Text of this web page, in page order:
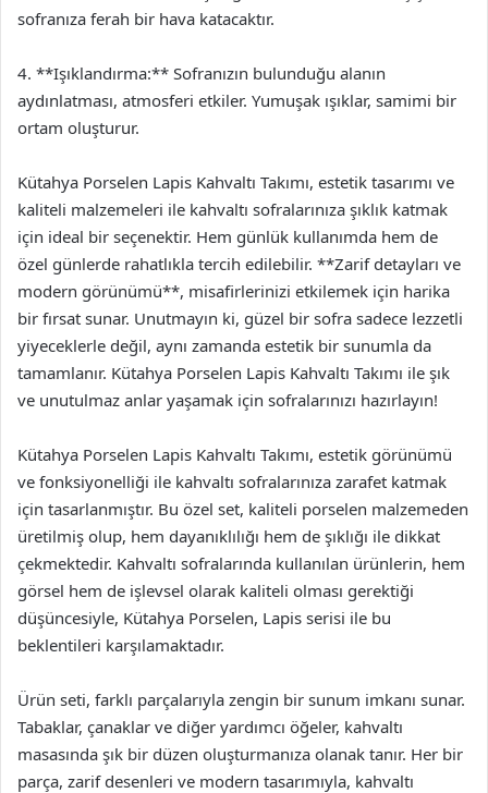
sofranıza ferah bir hava katacaktır.
4. **Işıklandırma:** Sofranızın bulunduğu alanın
aydınlatması, atmosferi etkiler. Yumuşak ışıklar, samimi bir
ortam oluşturur.
Kütahya Porselen Lapis Kahvaltı Takımı, estetik tasarımı ve
kaliteli malzemeleri ile kahvaltı sofralarınıza şıklık katmak
için ideal bir seçenektir. Hem günlük kullanımda hem de
özel günlerde rahatlıkla tercih edilebilir. **Zarif detayları ve
modern görünümü**, misafirlerinizi etkilemek için harika
bir fırsat sunar. Unutmayın ki, güzel bir sofra sadece lezzetli
yiyeceklerle değil, aynı zamanda estetik bir sunumla da
tamamlanır. Kütahya Porselen Lapis Kahvaltı Takımı ile şık
ve unutulmaz anlar yaşamak için sofralarınızı hazırlayın!
Kütahya Porselen Lapis Kahvaltı Takımı, estetik görünümü
ve fonksiyonelliği ile kahvaltı sofralarınıza zarafet katmak
için tasarlanmıştır. Bu özel set, kaliteli porselen malzemeden
üretilmiş olup, hem dayanıklılığı hem de şıklığı ile dikkat
çekmektedir. Kahvaltı sofralarında kullanılan ürünlerin, hem
görsel hem de işlevsel olarak kaliteli olması gerektiği
düşüncesiyle, Kütahya Porselen, Lapis serisi ile bu
beklentileri karşılamaktadır.
Ürün seti, farklı parçalarıyla zengin bir sunum imkanı sunar.
Tabaklar, çanaklar ve diğer yardımcı öğeler, kahvaltı
masasında şık bir düzen oluşturmanıza olanak tanır. Her bir
parça, zarif desenleri ve modern tasarımıyla, kahvaltı